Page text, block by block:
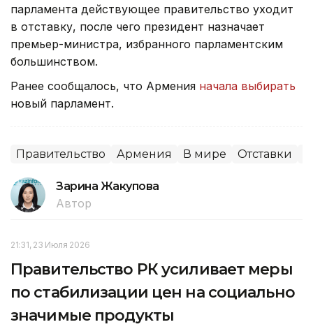
парламента действующее правительство уходит
в отставку, после чего президент назначает
премьер-министра, избранного парламентским
большинством.
Ранее сообщалось, что Армения начала выбирать
новый парламент.
Правительство Армения В мире Отставки
Зарина Жакупова
Автор
21:31, 23 Июля 2026
Правительство РК усиливает меры
по стабилизации цен на социально
значимые продукты